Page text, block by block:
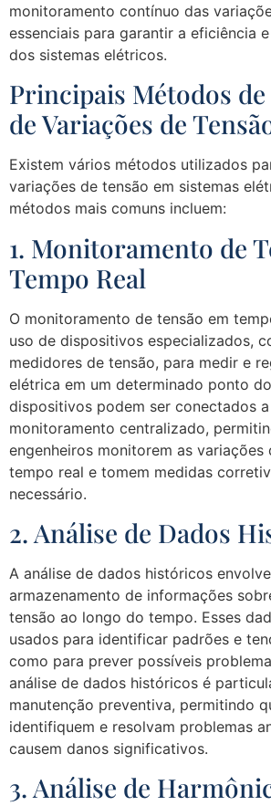
monitoramento contínuo das
essenciais para garantir a eficiência
dos sistemas elétricos.
Principais Métodos
de Variações de
Existem vários métodos utilizados
variações de tensão em sistemas
métodos mais comuns incluem:
1. Monitoramento de
Tempo Real
O monitoramento de tensão em
uso de dispositivos especializados,
medidores de tensão, para medir e
elétrica em um determinado ponto
dispositivos podem ser conectados
monitoramento centralizado,
engenheiros monitorem as variações
tempo real e tomem medidas
necessário.
2. Análise de Dados
A análise de dados históricos
armazenamento de informações
tensão ao longo do tempo. Esses
usados para identificar padrões e
como para prever possíveis
análise de dados históricos é
manutenção preventiva, permitindo
identifiquem e resolvam problemas
causem danos significativos.
3. Análise de